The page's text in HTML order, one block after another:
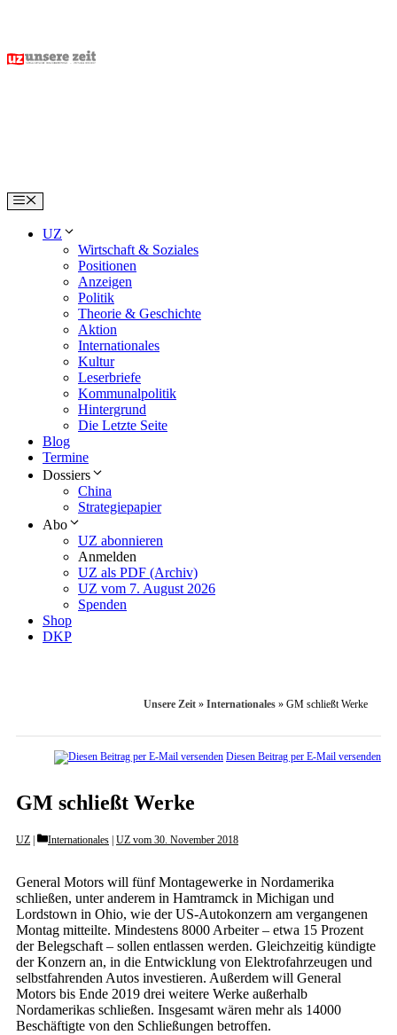
content
Menu
UZ
Wirtschaft & Soziales
Positionen
Anzeigen
Politik
Theorie & Geschichte
Aktion
Internationales
Kultur
Leserbriefe
Kommunalpolitik
Hintergrund
Die Letzte Seite
Blog
Termine
Dossiers
China
Strategiepapier
Abo
UZ abonnieren
Anmelden
UZ als PDF (Archiv)
UZ vom 7. August 2026
Spenden
Shop
DKP
Unsere Zeit » Internationales » GM schließt Werke
Diesen Beitrag per E-Mail versenden
GM schließt Werke
UZ Categories
Internationales UZ vom 30. November 2018
General Motors will fünf Montagewerke in Nordamerika
schließen, unter anderem in Hamtramck in Michigan und
Lordstown in Ohio, wie der US-Autokonzern am vergangenen
Montag mitteilte. Mindestens 8000 Arbeiter – etwa 15 Prozent
der Belegschaft – sollen entlassen werden. Gleichzeitig kündigte
der Konzern an, in die Entwicklung von Elektrofahrzeugen und
selbstfahrenden Autos investieren. Außerdem will General
Motors bis Ende 2019 drei weitere Werke außerhalb
Nordamerikas schließen. Insgesamt wären mehr als 14000
Beschäftigte von den Schließungen betroffen.